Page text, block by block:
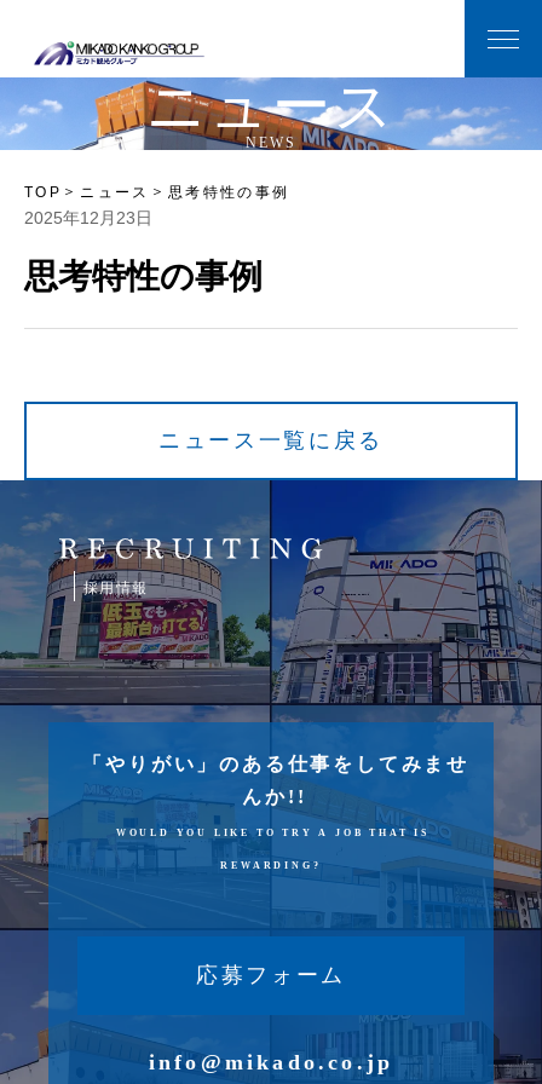
ニュース
NEWS
TOP ニュース 思考特性の事例
2025年12月23日
思考特性の事例
ニュース一覧に戻る
採用情報
「やりがい」のある仕事をしてみませ
んか!!
WOULD YOU LIKE TO TRY A JOB THAT IS
REWARDING?
応募フォーム
info@mikado.co.jp